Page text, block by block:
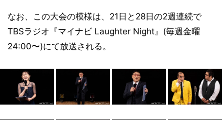
なお、この大会の模様は、21日と28日の2週連続で
TBSラジオ『マイナビ Laughter Night』(毎週金曜
24:00〜)にて放送される。